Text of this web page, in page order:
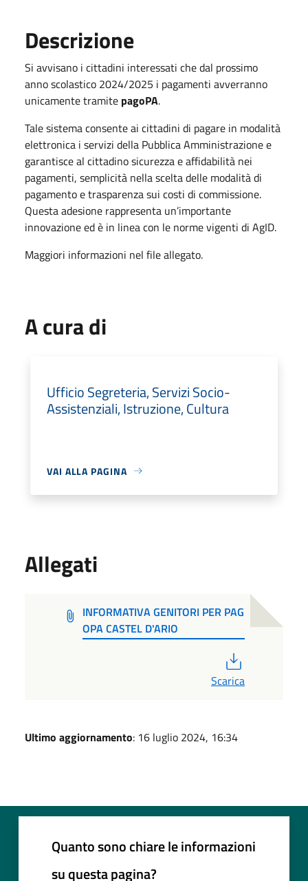
Descrizione
Si avvisano i cittadini interessati che dal prossimo
anno scolastico 2024/2025 i pagamenti avverranno
unicamente tramite pagoPA.
Tale sistema consente ai cittadini di pagare in modalità
elettronica i servizi della Pubblica Amministrazione e
garantisce al cittadino sicurezza e affidabilità nei
pagamenti, semplicità nella scelta delle modalità di
pagamento e trasparenza sui costi di commissione.
Questa adesione rappresenta un’importante
innovazione ed è in linea con le norme vigenti di AgID.
Maggiori informazioni nel file allegato.
A cura di
Ufficio Segreteria, Servizi Socio-
Assistenziali, Istruzione, Cultura
VAI ALLA PAGINA
Allegati
INFORMATIVA GENITORI PER PAG
OPA CASTEL D'ARIO
Scarica
Ultimo aggiornamento: 16 luglio 2024, 16:34
Quanto sono chiare le informazioni
su questa pagina?